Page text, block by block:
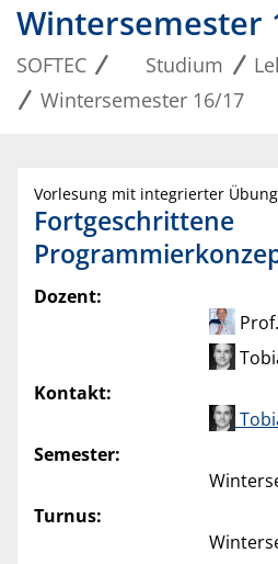
Wintersemester
SOFTEC Studium
Wintersemester 16/17
Vorlesung mit integrierter
Fortgeschrittene
Dozent:
Kontakt:
Semester:
Turnus: